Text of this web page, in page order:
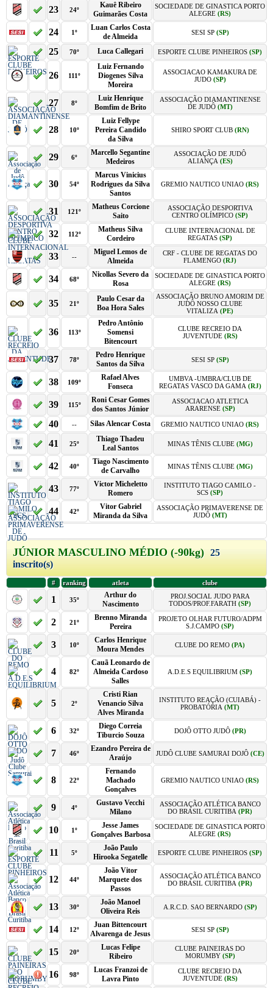
23 24º
Kauê Ribeiro
Guimarães Costa
SOCIEDADE DE GINASTICA PORTO
ALEGRE(RS)
24 1º
Luan Carlos Costa
de Almeida
SESI SP (SP)
25 70º Luca Callegari ESPORTE CLUBE PINHEIROS(SP)
26 111º
Luiz Fernando
Diogenes Silva
Moreira
ASSOCIACAO KAMAKURA DE
JUDO (SP)
27 8º
Luiz Henrique
Bomfim de Brito
ASSOCIAÇÃO DIAMANTINENSE
DE JUDÔ (MT)
28 10º
Luiz Fellype
Pereira Candido
da Silva
SHIRO SPORT CLUB (RN)
29 6º
Marcello Segantine
Medeiros
ASSOCIAÇÃO DE JUDÔ
ALIANÇA (ES)
30 54º
Marcus Vinicius
Rodrigues da Silva
Santos
GREMIO NAUTICO UNIAO(RS)
31 121º
Matheus Corcione
Saito
ASSOCIAÇÃO DESPORTIVA
CENTRO OLÍMPICO(SP)
32 112º
Matheus Silva
Cordeiro
CLUBE INTERNACIONAL DE
REGATAS(SP)
33 --
Miguel Lemos de
Almeida
CRF - CLUBE DE REGATAS DO
FLAMENGO(RJ)
34 68º
Nicollas Severo da
Rosa
SOCIEDADE DE GINASTICA PORTO
ALEGRE(RS)
35 21º
Paulo Cesar da
Boa Hora Sales
ASSOCIAÇÃO BRUNO AMORIM DE
JUDÔ NOSSO CLUBE
VITALIZA(PE)
36 113º
Pedro Antônio
Somensi
Bitencourt
CLUBE RECREIO DA
JUVENTUDE (RS)
37 78º
Pedro Henrique
Santos da Silva
SESI SP (SP)
38 109º
Rafael Alves
Fonseca
UMBVA -UMBRA/CLUB DE
REGATAS VASCO DA GAMA (RJ)
39 115º
Roni Cesar Gomes
dos Santos Júnior
ASSOCIACAO ATLETICA
ARARENSE (SP)
40 -- Silas Alencar Costa GREMIO NAUTICO UNIAO(RS)
41 25º
Thiago Thadeu
Leal Santos
MINAS TÊNIS CLUBE (MG)
42 40º
Tiago Nascimento
de Carvalho
MINAS TÊNIS CLUBE (MG)
43 77º
Victor Micheletto
Romero
INSTITUTO TIAGO CAMILO -
SCS(SP)
44 42º
Vitor Gabriel
Miranda da Silva
ASSOCIAÇÃO PRIMAVERENSE DE
JUDÔ (MT)
JÚNIOR MASCULINO MÉDIO (-90kg)25
inscrito(s)
# ranking atleta clube
1 35º
Arthur do
Nascimento
PROJ.SOCIAL JUDO PARA
TODOS/PROF.FARATH(SP)
2 21º
Brenno Miranda
Pereira
PROJETO OLHAR FUTURO/ADPM
S.J.CAMPO(SP)
3 10º
Carlos Henrique
Moura Mendes
CLUBE DO REMO(PA)
4 82º
Cauã Leonardo de
Almeida Cardoso
Salles
A.D.E.S EQUILIBRIUM(SP)
5 2º
Cristi Rian
Venancio Silva
Alves Miranda
INSTITUTO REAÇÃO (CUIABÁ) -
PROBATÓRIA(MT)
6 32º
Diego Correia
Tiburcio Souza
DOJÔ OTTO JUDÔ (PR)
7 46º
Ezandro Pereira de
Araújo
JUDÔ CLUBE SAMURAI DOJÔ (CE)
8 22º
Fernando
Machado
Gonçalves
GREMIO NAUTICO UNIAO(RS)
9 4º
Gustavo Vecchi
Milano
ASSOCIAÇÃO ATLÉTICA BANCO
DO BRASIL CURITIBA(PR)
10 1º
Jesse James
Gonçalves Barbosa
SOCIEDADE DE GINASTICA PORTO
ALEGRE(RS)
11 5º
João Paulo
Hirooka Segatelle
ESPORTE CLUBE PINHEIROS(SP)
12 44º
João Vitor
Marquete dos
Passos
ASSOCIAÇÃO ATLÉTICA BANCO
DO BRASIL CURITIBA(PR)
13 30º
João Manoel
Oliveira Reis
A.R.C.D. SAO BERNARDO (SP)
14 12º
Juan Bittencourt
Alvarenga de Jesus
SESI SP (SP)
15 20º
Lucas Felipe
Ribeiro
CLUBE PAINEIRAS DO
MORUMBY (SP)
16 98º
Lucas Franzoi de
Lavra Pinto
CLUBE RECREIO DA
JUVENTUDE (RS)